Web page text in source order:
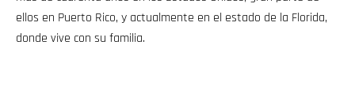
ellos en Puerto Rico, y actualmente en el estado de la Florida,
donde vive con su familia.